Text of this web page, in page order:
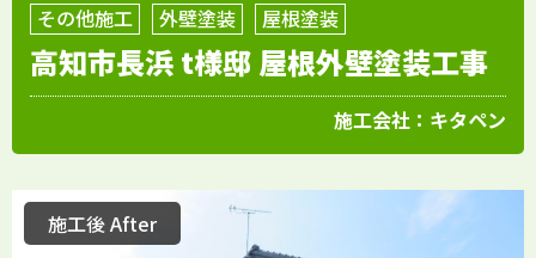
その他施工 外壁塗装 屋根塗装
高知市長浜 t様邸 屋根外壁塗装工事
施工会社： キタペン
施工後 After